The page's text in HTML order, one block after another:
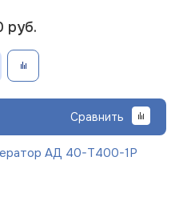
руб.
Сравнить
АД 40-Т400-1Р